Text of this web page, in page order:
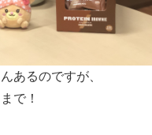
あるのですが、
で！